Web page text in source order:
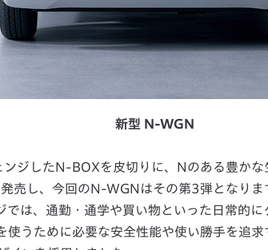
新型 N-WGN
ジしたN-BOXを皮切りに、Nのある豊かな
売し、今回のN-WGNはその第3弾となりま
は、通勤・通学や買い物といった日常的に
使うために必要な安全性能や使い勝手を追